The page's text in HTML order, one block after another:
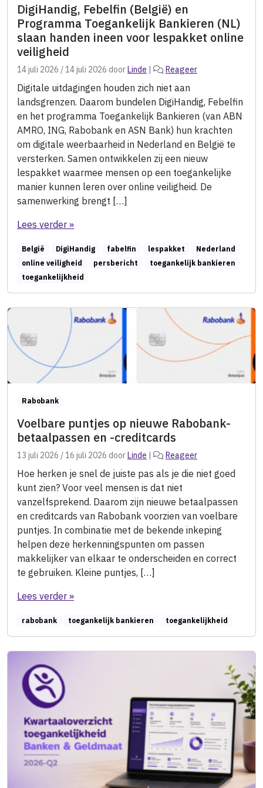
DigiHandig, Febelfin (België) en
Programma Toegankelijk Bankieren (NL)
slaan handen ineen voor lespakket online
veiligheid
14 juli 2026 /14 juli 2026 doorLinde | Reageer
Digitale uitdagingen houden zich niet aan
landsgrenzen. Daarom bundelen DigiHandig, Febelfin
en het programma Toegankelijk Bankieren (van ABN
AMRO, ING, Rabobank en ASN Bank) hun krachten
om digitale weerbaarheid in Nederland en België te
versterken. Samen ontwikkelen zij een nieuw
lespakket waarmee mensen op een toegankelijke
manier kunnen leren over online veiligheid. De
samenwerking brengt […]
Lees verder »
België DigiHandig fabelfin lespakket
Nederland
online veiligheid
persbericht
toegankelijk bankieren
toegankelijkheid
Rabobank
Voelbare puntjes op nieuwe Rabobank-
betaalpassen en -creditcards
13 juli 2026 /16 juli 2026 doorLinde | Reageer
Hoe herken je snel de juiste pas als je die niet goed
kunt zien? Voor veel mensen is dat niet
vanzelfsprekend. Daarom zijn nieuwe betaalpassen
en creditcards van Rabobank voorzien van voelbare
puntjes. In combinatie met de bekende inkeping
helpen deze herkenningspunten om passen
makkelijker van elkaar te onderscheiden en correct
te gebruiken. Kleine puntjes, […]
Lees verder »
rabobank toegankelijk bankieren toegankelijkheid